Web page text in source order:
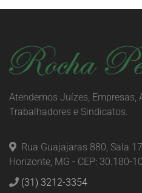
Atendemos Juízes, Empresas,
Trabalhadores e Sindicatos.
Rua Guajajaras 880, Sala
Horizonte, MG - CEP: 30.180-
(31) 3212-3354